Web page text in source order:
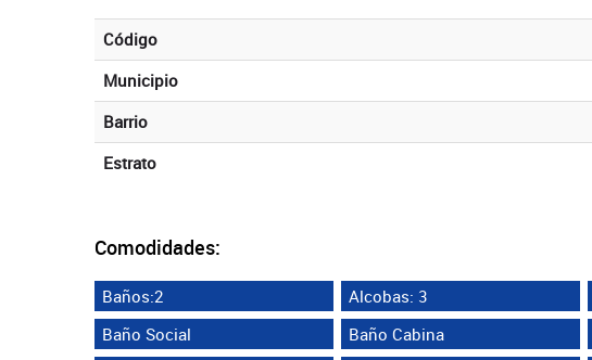
Código
Municipio
Barrio
Estrato
Comodidades:
Baños:2 Alcobas: 3
Baño Social
Baño Cabina